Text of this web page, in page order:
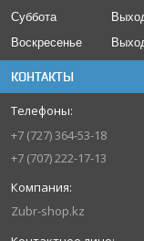
Суббота
Воскресенье
КОНТАКТЫ
+7 (727) 364-53-18
+7 (707) 222-17-13
Zubr-shop.kz